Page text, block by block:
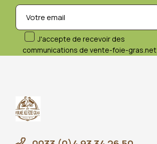
J'accepte de recevoir des
communications de vente-foie-gras.net